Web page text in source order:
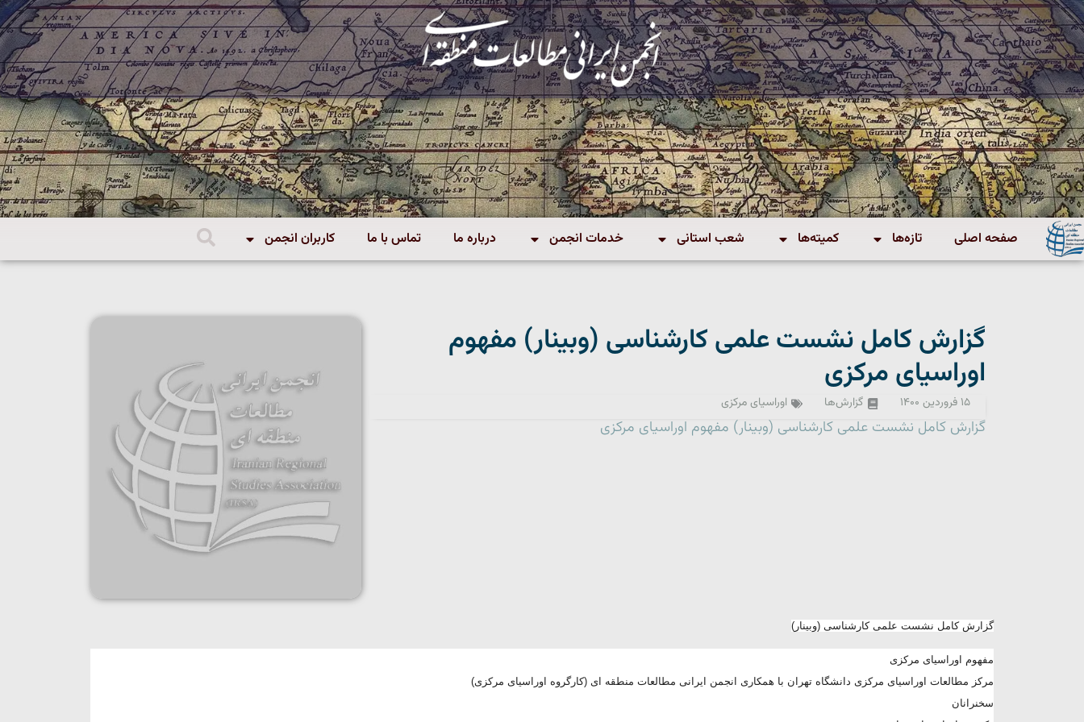
صفحه اصلی تازه‌ها کمیته‌ها شعب استانی خدمات انجمن درباره ما تماس با ما کاربران انجمن
گزارش کامل نشست علمی کارشناسی (وبینار) مفهوم
اوراسیای مرکزی
۱۵ فروردین ۱۴۰۰ گزارش‌ها اوراسیای مرکزی
گزارش کامل نشست علمی کارشناسی (وبینار) مفهوم اوراسیای مرکزی
گزارش کامل نشست علمی کارشناسی (وبینار)
مفهوم اوراسیای مرکزی
مرکز مطالعات اوراسیای مرکزی دانشگاه تهران با همکاری انجمن ایرانی مطالعات منطقه ای (کارگروه اوراسیای مرکزی)
سخنرانان